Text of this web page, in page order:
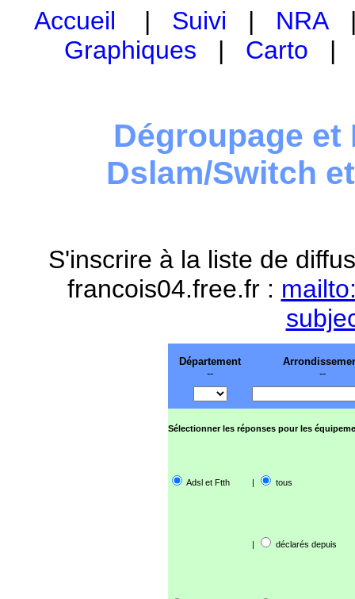
Accueil | Suivi | NRA
Graphiques | Carto
Dégroupage et
Dslam/Switch
S'inscrire à la liste de
francois04.free.fr :
Département
--
--
Sélectionner les réponses pour les
Adsl et Ftth | tous
| déclarés depuis